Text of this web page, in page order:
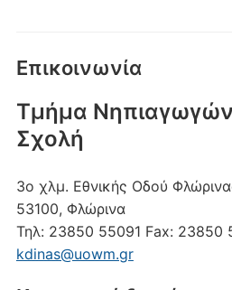
Επικοινωνία
Τμήμα
Σχολή
3ο χλμ. Εθνικής Οδού
53100, Φλώρινα
Τηλ: 23850 55091 Fax: 23850
kdinas@uowm.gr